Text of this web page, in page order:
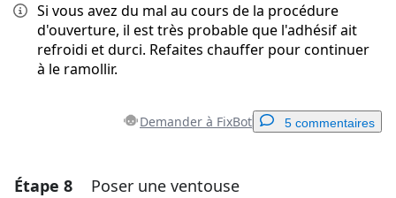
Si vous avez du mal au cours de la procédure
d'ouverture, il est très probable que l'adhésif ait
refroidi et durci. Refaites chauffer pour continuer
à le ramollir.
Demander à FixBot 5 commentaires
Ajouter un commentaire
Étape 8 Poser une ventouse